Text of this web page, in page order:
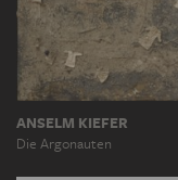
ANSELM KIEFER
Die Argonauten